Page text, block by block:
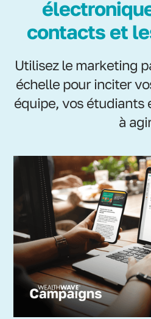
contacts et
Utilisez le marketing
échelle pour inciter
équipe, vos étudiants
à